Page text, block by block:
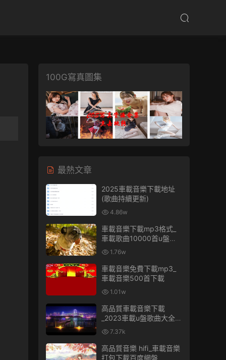
100G寫真圖集
最熱文章
2025車載音樂下載地址
(歌曲持續更新)
4.86w
車載音樂下載mp3格式_
車載歌曲10000首u盤免
費 1.76w
車載音樂免費下載mp3_
車載音樂500首下載
1.01w
高品質車載音樂下載
_2023車載u盤歌曲大全下
載 7.37k
高品質音樂 hifi_車載音樂
打包下載百度網盤